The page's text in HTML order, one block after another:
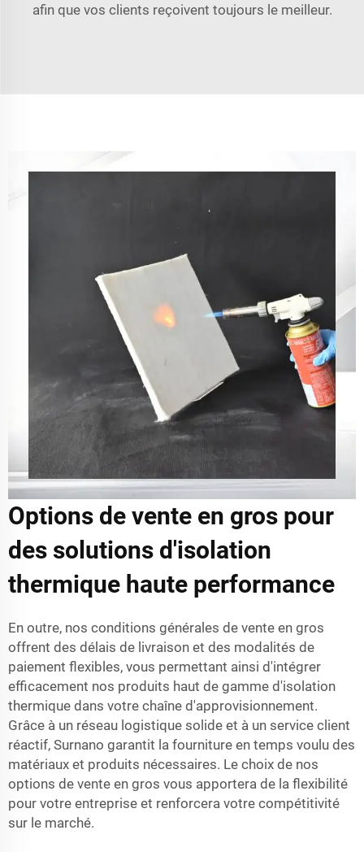
afin que vos clients reçoivent toujours le meilleur.
Options de vente en gros pour
des solutions d'isolation
thermique haute performance
En outre, nos conditions générales de vente en gros
offrent des délais de livraison et des modalités de
paiement flexibles, vous permettant ainsi d'intégrer
efficacement nos produits haut de gamme d'isolation
thermique dans votre chaîne d'approvisionnement.
Grâce à un réseau logistique solide et à un service client
réactif, Surnano garantit la fourniture en temps voulu des
matériaux et produits nécessaires. Le choix de nos
options de vente en gros vous apportera de la flexibilité
pour votre entreprise et renforcera votre compétitivité
sur le marché.